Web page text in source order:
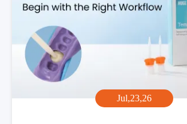
Jul,23,26